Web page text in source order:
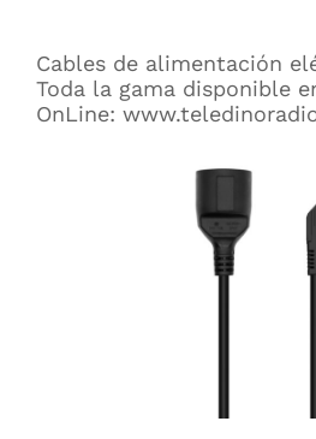
Cables de alimentación
Toda la gama disponible
OnLine: